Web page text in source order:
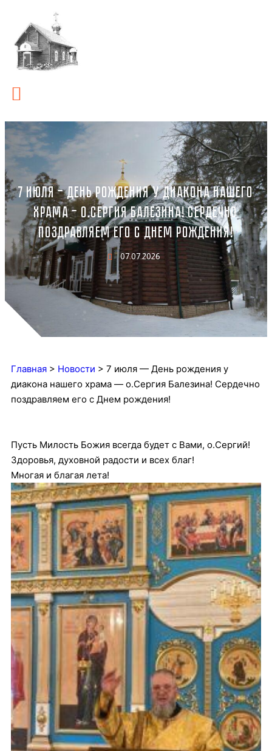
7 ИЮЛЯ — ДЕНЬ РОЖДЕНИЯ У ДИАКОНА НАШЕГО
ХРАМА — О.СЕРГИЯ БАЛЕЗИНА! СЕРДЕЧНО
ПОЗДРАВЛЯЕМ ЕГО С ДНЕМ РОЖДЕНИЯ!
07.07.2026
Главная > Новости > 7 июля — День рождения у
диакона нашего храма — о.Сергия Балезина! Сердечно
поздравляем его с Днем рождения!
Пусть Милость Божия всегда будет с Вами, о.Сергий!
Здоровья, духовной радости и всех благ!
Многая и благая лета!